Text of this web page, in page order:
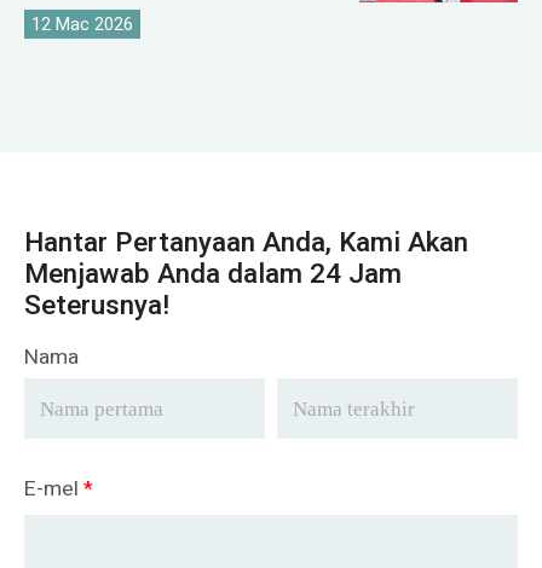
12 Mac 2026
Hantar Pertanyaan Anda, Kami Akan
Menjawab Anda dalam 24 Jam
Seterusnya!
Nama
E-mel *